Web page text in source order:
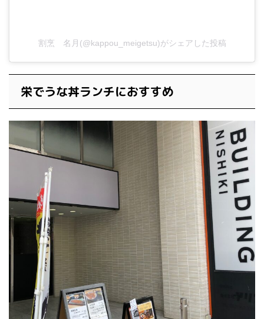
割烹 名月(@kappou_meigetsu)がシェアした投稿
栄でうな丼ランチにおすすめ